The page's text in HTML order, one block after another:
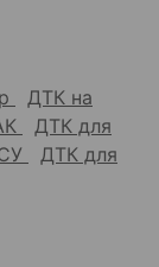
ДТК на
ДТК для
ДТК для